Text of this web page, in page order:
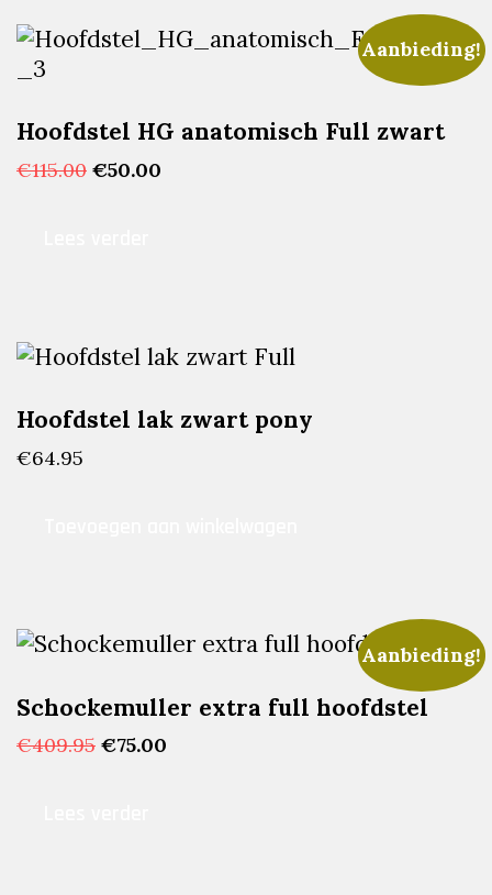
Aanbieding!
Hoofdstel HG anatomisch Full zwart
€115.00 Oorspronkelijke
€50.00
Hoofdstel lak zwart pony
€64.95
Aanbieding!
Schockemuller extra full hoofdstel
€409.95 Oorspronkelijke
€75.00